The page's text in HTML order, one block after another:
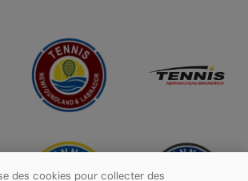
des cookies pour collecter des